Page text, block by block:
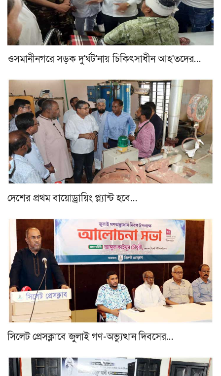
ওসমানীনগরে সড়ক দু'র্ঘট'নায় চিকিৎসাধীন আহ'তদের…
দেশের প্রথম বায়োড্রায়িং প্ল্যান্ট হবে…
সিলেট প্রেসক্লাবে জুলাই গণ-অভ্যুত্থান দিবসের…